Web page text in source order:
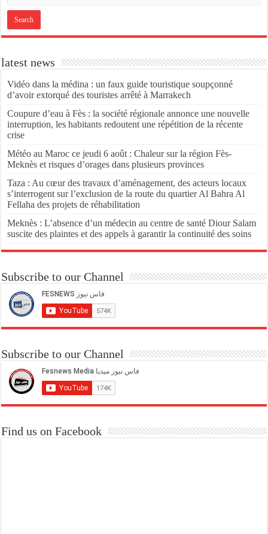
latest news
Vidéo dans la médina : un faux guide touristique soupçonné
d’avoir extorqué des touristes arrêté à Marrakech
Coupure d’eau à Fès : la société régionale annonce une nouvelle
interruption, les habitants redoutent une répétition de la récente
crise
Météo au Maroc ce jeudi 6 août : Chaleur sur la région Fès-
Meknès et risques d’orages dans plusieurs provinces
Taza : Au cœur des travaux d’aménagement, des acteurs locaux
s’interrogent sur l’exclusion de la route du quartier Al Bahra Al
Fellaha des projets de réhabilitation
Meknès : L’absence d’un médecin au centre de santé Diour Salam
suscite des plaintes et des appels à garantir la continuité des soins
Subscribe to our Channel
Subscribe to our Channel
Find us on Facebook